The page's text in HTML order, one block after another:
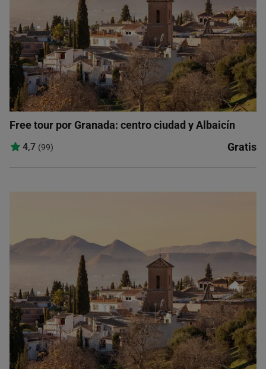
Free tour por Granada: centro ciudad y Albaicín
4,7 (99) Gratis